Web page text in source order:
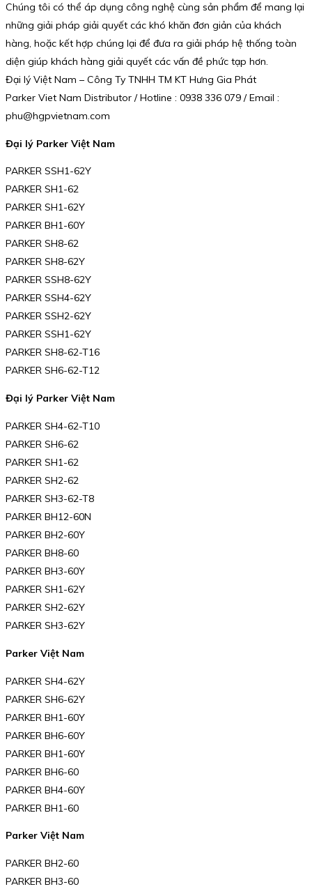
Chúng tôi có thể áp dụng công nghệ cùng sản phẩm để mang lại
những giải pháp giải quyết các khó khăn đơn giản của khách
hàng, hoặc kết hợp chúng lại để đưa ra giải pháp hệ thống toàn
diện giúp khách hàng giải quyết các vấn đề phức tạp hơn.
Đại lý Việt Nam – Công Ty TNHH TM KT Hưng Gia Phát
Parker Viet Nam Distributor / Hotline : 0938 336 079 / Email :
phu@hgpvietnam.com
Đại lý Parker Việt Nam
PARKER SSH1-62Y
PARKER SH1-62
PARKER SH1-62Y
PARKER BH1-60Y
PARKER SH8-62
PARKER SH8-62Y
PARKER SSH8-62Y
PARKER SSH4-62Y
PARKER SSH2-62Y
PARKER SSH1-62Y
PARKER SH8-62-T16
PARKER SH6-62-T12
Đại lý Parker Việt Nam
PARKER SH4-62-T10
PARKER SH6-62
PARKER SH1-62
PARKER SH2-62
PARKER SH3-62-T8
PARKER BH12-60N
PARKER BH2-60Y
PARKER BH8-60
PARKER BH3-60Y
PARKER SH1-62Y
PARKER SH2-62Y
PARKER SH3-62Y
Parker Việt Nam
PARKER SH4-62Y
PARKER SH6-62Y
PARKER BH1-60Y
PARKER BH6-60Y
PARKER BH1-60Y
PARKER BH6-60
PARKER BH4-60Y
PARKER BH1-60
Parker Việt Nam
PARKER BH2-60
PARKER BH3-60